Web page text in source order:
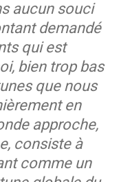
aucun souci
demandé
qui est
bien trop bas
que nous
en
approche,
consiste à
comme un